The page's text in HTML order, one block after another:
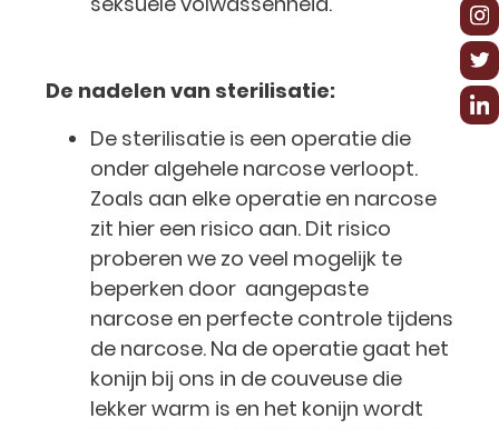
De nadelen van sterilisatie:
De sterilisatie is een operatie die
onder algehele narcose verloopt.
Zoals aan elke operatie en narcose
zit hier een risico aan. Dit risico
proberen we zo veel mogelijk te
beperken door aangepaste
narcose en perfecte controle tijdens
de narcose. Na de operatie gaat het
konijn bij ons in de couveuse die
lekker warm is en het konijn wordt